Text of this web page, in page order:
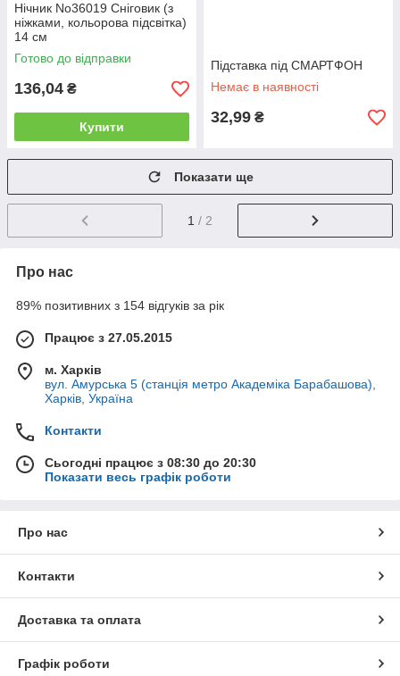
Нічник No36019 Сніговик (з
ніжками, кольорова підсвітка)
14 см
Готово до відправки
136,04 ₴
Купити
Підставка під СМАРТФОН
Немає в наявності
32,99 ₴
Показати ще
1 / 2
Про нас
89% позитивних з 154 відгуків за рік
Працює з 27.05.2015
м. Харків
вул. Амурська 5 (станція метро Академіка Барабашова),
Харків, Україна
Контакти
Сьогодні працює з 08:30 до 20:30
Показати весь графік роботи
Про нас
Контакти
Доставка та оплата
Графік роботи